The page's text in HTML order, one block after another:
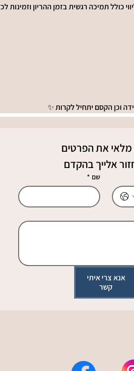
כולל תמיכה רגשית בזמן ההריון
וכן הקסם יתחיל לקרות ✨
את הפרטים
אלייך בהקדם
שם *
אנא צרי איתי
קשר